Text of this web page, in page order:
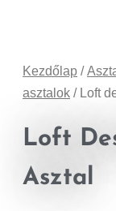
Kezdőlap /
asztalok / Loft
Loft
Asztal